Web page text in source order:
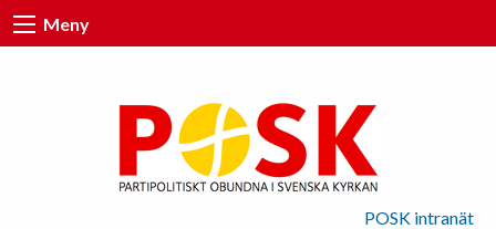
Meny
POSK intranät